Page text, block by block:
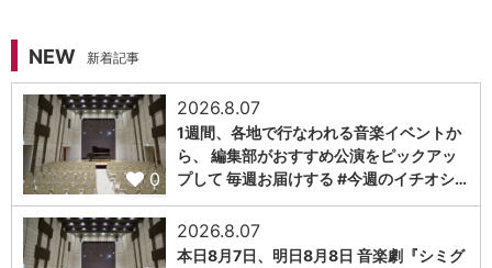
NEW 新着記事
0
2026.8.07
1週間、各地で行なわれる音楽イベントか
ら、 編集部がおすすめ公演をピックアッ
プして 毎週お届けする #今週のイチオシ…
2026.8.07
本日8月7日、明日8月8日 音楽劇『シミグ